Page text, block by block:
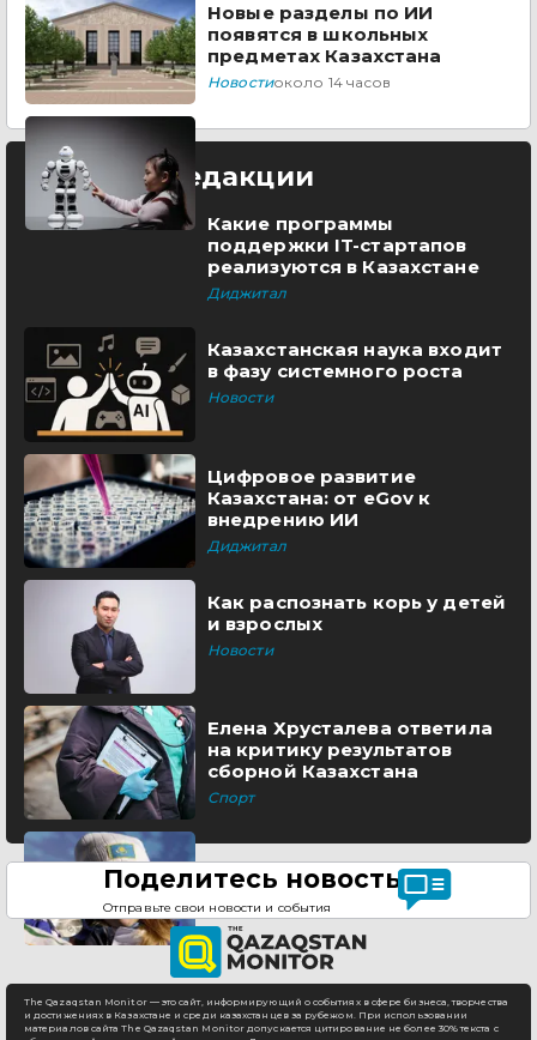
Новые разделы по ИИ
появятся в школьных
предметах Казахстана
Новостиоколо 14 часов
Выбор редакции
Какие программы
поддержки IT-стартапов
реализуются в Казахстане
Диджитал
Казахстанская наука входит
в фазу системного роста
Новости
Цифровое развитие
Казахстана: от eGov к
внедрению ИИ
Диджитал
Как распознать корь у детей
и взрослых
Новости
Елена Хрусталева ответила
на критику результатов
сборной Казахстана
Спорт
Поделитесь новостью
Отправьте свои новости и события
The Qazaqstan Monitor — это сайт, информирующий о событиях в сфере бизнеса, творчества
и достижениях в Казахстане и среди казахстанцев за рубежом. При использовании
материалов сайта The Qazaqstan Monitor допускается цитирование не более 30% текста с